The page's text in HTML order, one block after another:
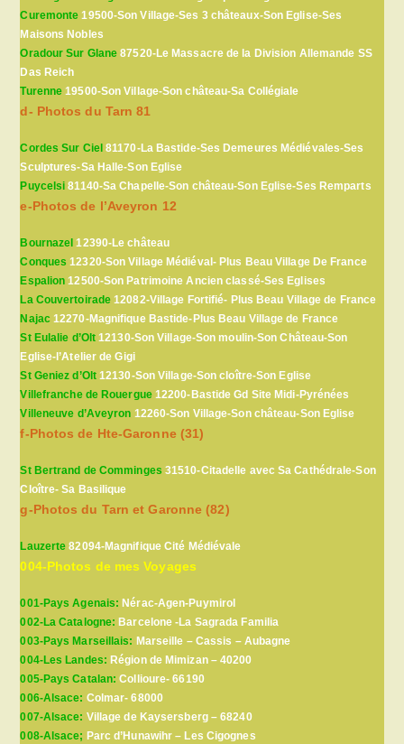
Curemonte 19500-Son Village-Ses 3 châteaux-Son Eglise-Ses
Maisons Nobles
Oradour Sur Glane 87520-Le Massacre de la Division Allemande SS
Das Reich
Turenne 19500-Son Village-Son château-Sa Collégiale
d- Photos du Tarn 81
Cordes Sur Ciel 81170-La Bastide-Ses Demeures Médiévales-Ses
Sculptures-Sa Halle-Son Eglise
Puycelsi 81140-Sa Chapelle-Son château-Son Eglise-Ses Remparts
e-Photos de l’Aveyron 12
Bournazel 12390-Le château
Conques 12320-Son Village Médiéval- Plus Beau Village De France
Espalion 12500-Son Patrimoine Ancien classé-Ses Eglises
La Couvertoirade 12082-Village Fortifié- Plus Beau Village de France
Najac12270-Magnifique Bastide-Plus Beau Village de France
St Eulalie d’Olt 12130-Son Village-Son moulin-Son Château-Son
Eglise-l’Atelier de Gigi
St Geniez d’Olt12130-Son Village-Son cloître-Son Eglise
Villefranche de Rouergue12200-Bastide Gd Site Midi-Pyrénées
Villeneuve d’Aveyron 12260-Son Village-Son château-Son Eglise
f-Photos de Hte-Garonne (31)
St Bertrand de Comminges 31510-Citadelle avec Sa Cathédrale-Son
Cloître- Sa Basilique
g-Photos du Tarn et Garonne (82)
Lauzerte 82094-Magnifique Cité Médiévale
004-Photos de mes Voyages
001-Pays Agenais: Nérac-Agen-Puymirol
002-La Catalogne: Barcelone -La Sagrada Familia
003-Pays Marseillais: Marseille – Cassis – Aubagne
004-Les Landes: Région de Mimizan – 40200
005-Pays Catalan:Collioure- 66190
006-Alsace: Colmar- 68000
007-Alsace: Village de Kaysersberg – 68240
008-Alsace; Parc d’Hunawihr – Les Cigognes